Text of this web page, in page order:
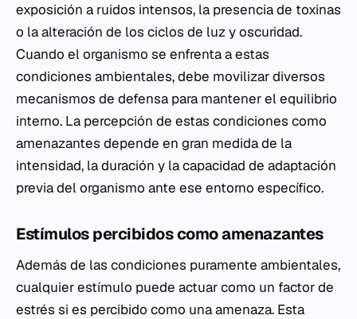
exposición a ruidos intensos, la presencia de toxinas
o la alteración de los ciclos de luz y oscuridad.
Cuando el organismo se enfrenta a estas
condiciones ambientales, debe movilizar diversos
mecanismos de defensa para mantener el equilibrio
interno. La percepción de estas condiciones como
amenazantes depende en gran medida de la
intensidad, la duración y la capacidad de adaptación
previa del organismo ante ese entorno específico.
Estímulos percibidos como amenazantes
Además de las condiciones puramente ambientales,
cualquier estímulo puede actuar como un factor de
estrés si es percibido como una amenaza. Esta